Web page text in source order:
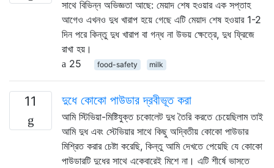
সাথে বিভিন্ন অভিজ্ঞতা আছে: মেয়াদ শেষ হওয়ার এক সপ্তাহ
আগেও এখনও দুধ খারাপ হয়ে গেছে এটি মেয়াদ শেষ হওয়ার 1-2
দিন পরে কিন্তু দুধ খারাপ বা গন্ধ না উভয় ক্ষেত্রে, দুধ ফ্রিজে
রাখা হয়।
25
food-safety milk
11 দুধে কোকো পাউডার দ্রবীভূত করা
আমি স্টিভিয়া-মিষ্টিযুক্ত চকোলেট দুধ তৈরি করতে চেয়েছিলাম তাই
আমি দুধ এবং স্টেভিয়ার সাথে কিছু অদ্বিতীয় কোকো পাউডার
মিশ্রিত করার চেষ্টা করেছি, কিন্তু আমি দেখতে পেয়েছি যে কোকো
পাউডারটি দুধের সাথে একেবারেই মিশে না। এটি শীর্ষে ভাসতে